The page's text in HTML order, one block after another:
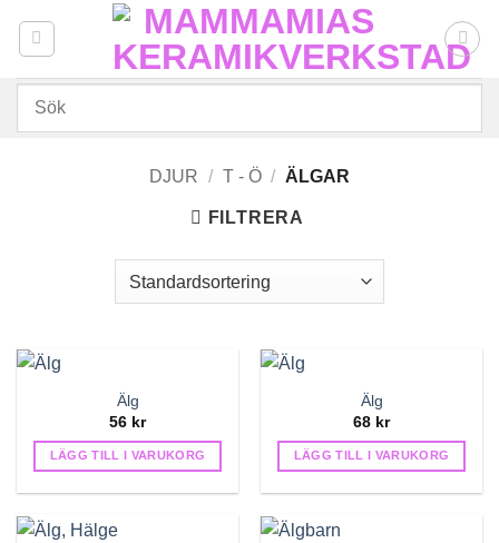
DJUR / T - Ö / ÄLGAR
FILTRERA
Älg
56 kr
LÄGG TILL I VARUKORG
Älg
68 kr
LÄGG TILL I VARUKORG